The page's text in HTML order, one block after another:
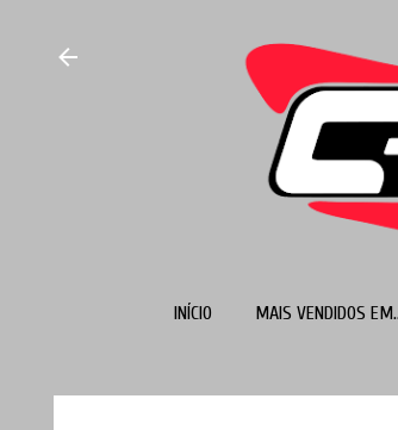
INÍCIO MAIS VENDIDOS